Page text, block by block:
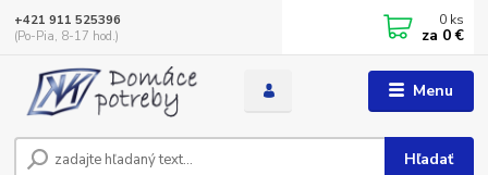
Menu
Hľadať
+421 911 525396
(Po-Pia, 8-17 hod.)
0 ks
za 0 €